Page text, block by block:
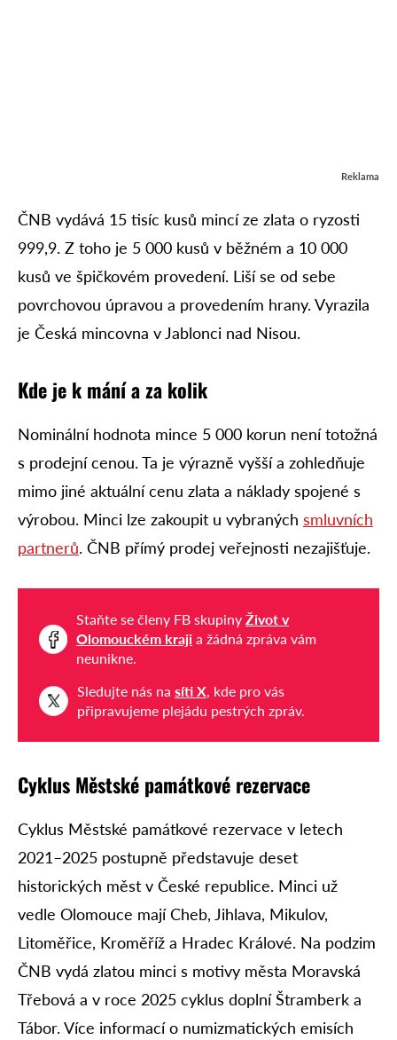
Reklama
ČNB vydává 15 tisíc kusů mincí ze zlata o ryzosti
999,9. Z toho je 5 000 kusů v běžném a 10 000
kusů ve špičkovém provedení. Liší se od sebe
povrchovou úpravou a provedením hrany. Vyrazila
je Česká mincovna v Jablonci nad Nisou.
Kde je k mání a za kolik
Nominální hodnota mince 5 000 korun není totožná
s prodejní cenou. Ta je výrazně vyšší a zohledňuje
mimo jiné aktuální cenu zlata a náklady spojené s
výrobou. Minci lze zakoupit u vybraných smluvních
partnerů. ČNB přímý prodej veřejnosti nezajišťuje.
Staňte se členy FB skupiny Život v
Olomouckém kraji a žádná zpráva vám
neunikne.
Sledujte nás na síti X, kde pro vás
připravujeme plejádu pestrých zpráv.
Cyklus Městské památkové rezervace
Cyklus Městské památkové rezervace v letech
2021–2025 postupně představuje deset
historických měst v České republice. Minci už
vedle Olomouce mají Cheb, Jihlava, Mikulov,
Litoměřice, Kroměříž a Hradec Králové. Na podzim
ČNB vydá zlatou minci s motivy města Moravská
Třebová a v roce 2025 cyklus doplní Štramberk a
Tábor. Více informací o numizmatických emisích